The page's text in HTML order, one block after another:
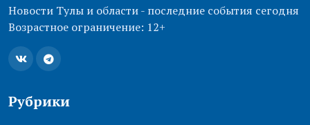
Новости Тулы и области - последние события сегодня
Возрастное ограничение: 12+
Рубрики